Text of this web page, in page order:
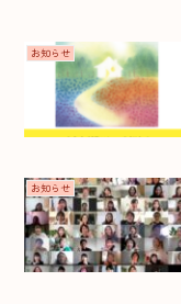
お知らせ
お知らせ